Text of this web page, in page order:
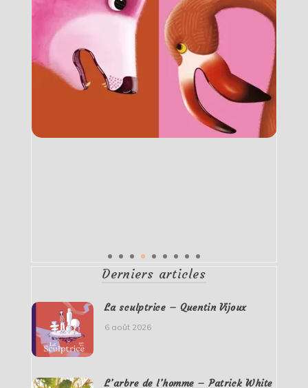
Derniers articles
La sculptrice – Quentin Vijoux
6 août 2026
L’arbre de l’homme – Patrick White